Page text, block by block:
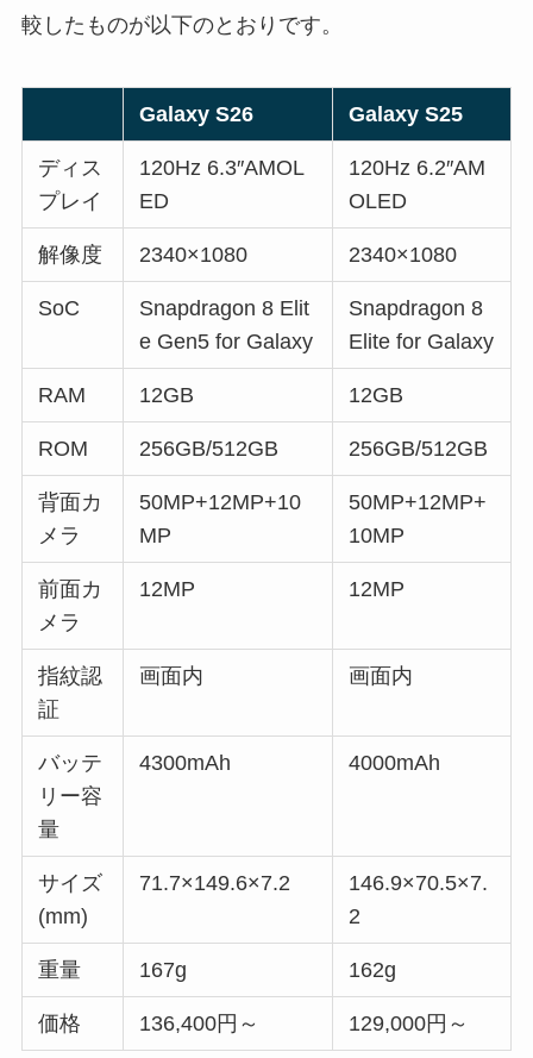
較したものが以下のとおりです。
Galaxy S26 Galaxy S25
ディス
プレイ
120Hz 6.3″AMOL
ED
120Hz 6.2″AM
OLED
解像度 2340×1080 2340×1080
SoC
Snapdragon 8 Elit
e Gen5 for Galaxy
Snapdragon 8
Elite for Galaxy
RAM 12GB 12GB
ROM 256GB/512GB 256GB/512GB
背面カ
メラ
50MP+12MP+10
MP
50MP+12MP+
10MP
前面カ
メラ
12MP 12MP
指紋認
証
画面内 画面内
バッテ
リー容
量
4300mAh 4000mAh
サイズ
(mm)
71.7×149.6×7.2
146.9×70.5×7.
2
重量 167g 162g
価格 136,400円～ 129,000円～